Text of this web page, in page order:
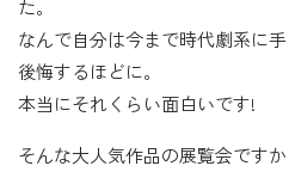
た。
なんで自分は今まで時代劇系に
後悔するほどに。
本当にそれくらい面白いです!
そんな大人気作品の展覧会です